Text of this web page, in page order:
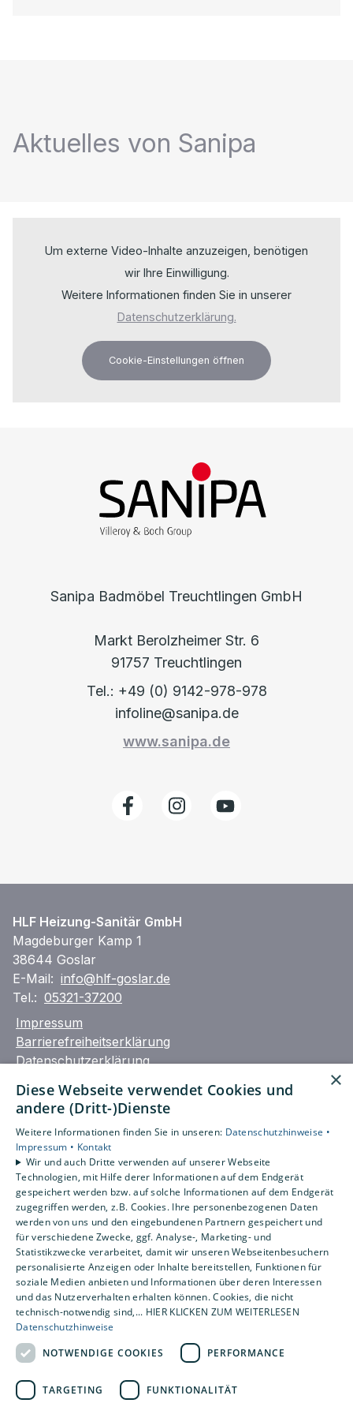
Aktuelles von Sanipa
Um externe Video-Inhalte anzuzeigen, benötigen
wir Ihre Einwilligung.
Weitere Informationen finden Sie in unserer
Datenschutzerklärung.
Cookie-Einstellungen öffnen
Sanipa Badmöbel Treuchtlingen GmbH
Markt Berolzheimer Str. 6
91757 Treuchtlingen
Tel.: +49 (0) 9142-978-978
infoline@sanipa.de
www.sanipa.de
HLF Heizung-Sanitär GmbH
Magdeburger Kamp 1
38644 Goslar
E-Mail: info@hlf-goslar.de
Tel.: 05321-37200
Impressum
Barrierefreiheitserklärung
Datenschutzerklärung
Unsere Bereiche
Privatkunden
Gewerbekunden
Karriere
Unternehmen
Kontakt
×
Diese Webseite verwendet Cookies und
andere (Dritt-)Dienste
Weitere Informationen finden Sie in unseren: Datenschutzhinweise •
Impressum • Kontakt
Wir und auch Dritte verwenden auf unserer Webseite
Technologien, mit Hilfe derer Informationen auf dem Endgerät
gespeichert werden bzw. auf solche Informationen auf dem Endgerät
zugegriffen werden, z.B. Cookies. Ihre personenbezogenen Daten
werden von uns und den eingebundenen Partnern gespeichert und
für verschiedene Zwecke, ggf. Analyse-, Marketing- und
Statistikzwecke verarbeitet, damit wir unseren Webseitenbesuchern
personalisierte Anzeigen oder Inhalte bereitstellen, Funktionen für
soziale Medien anbieten und Informationen über deren Interessen
und das Nutzerverhalten erhalten können. Cookies, die nicht
technisch-notwendig sind,... HIER KLICKEN ZUM WEITERLESEN
Datenschutzhinweise
NOTWENDIGE COOKIES
PERFORMANCE
TARGETING FUNKTIONALITÄT